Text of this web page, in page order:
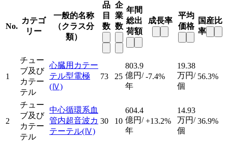
No.
カテゴ
リー
一般的名称
（クラス分
類）
品
目
数
企
業
数
年間
総出
荷額
成長率
平均
価格
国産比
率
1
チュー
ブ及び
カテー
テル
心臓用カテー
テル型電極
(Ⅳ)
73 25
803.9
億円/
年
-7.4%
19.38
万円/
個
56.3%
2
チュー
ブ及び
カテー
テル
中心循環系血
管内超音波カ
テーテル(Ⅳ)
30 10
604.4
億円/
年
+13.2%
14.93
万円/
個
36.9%